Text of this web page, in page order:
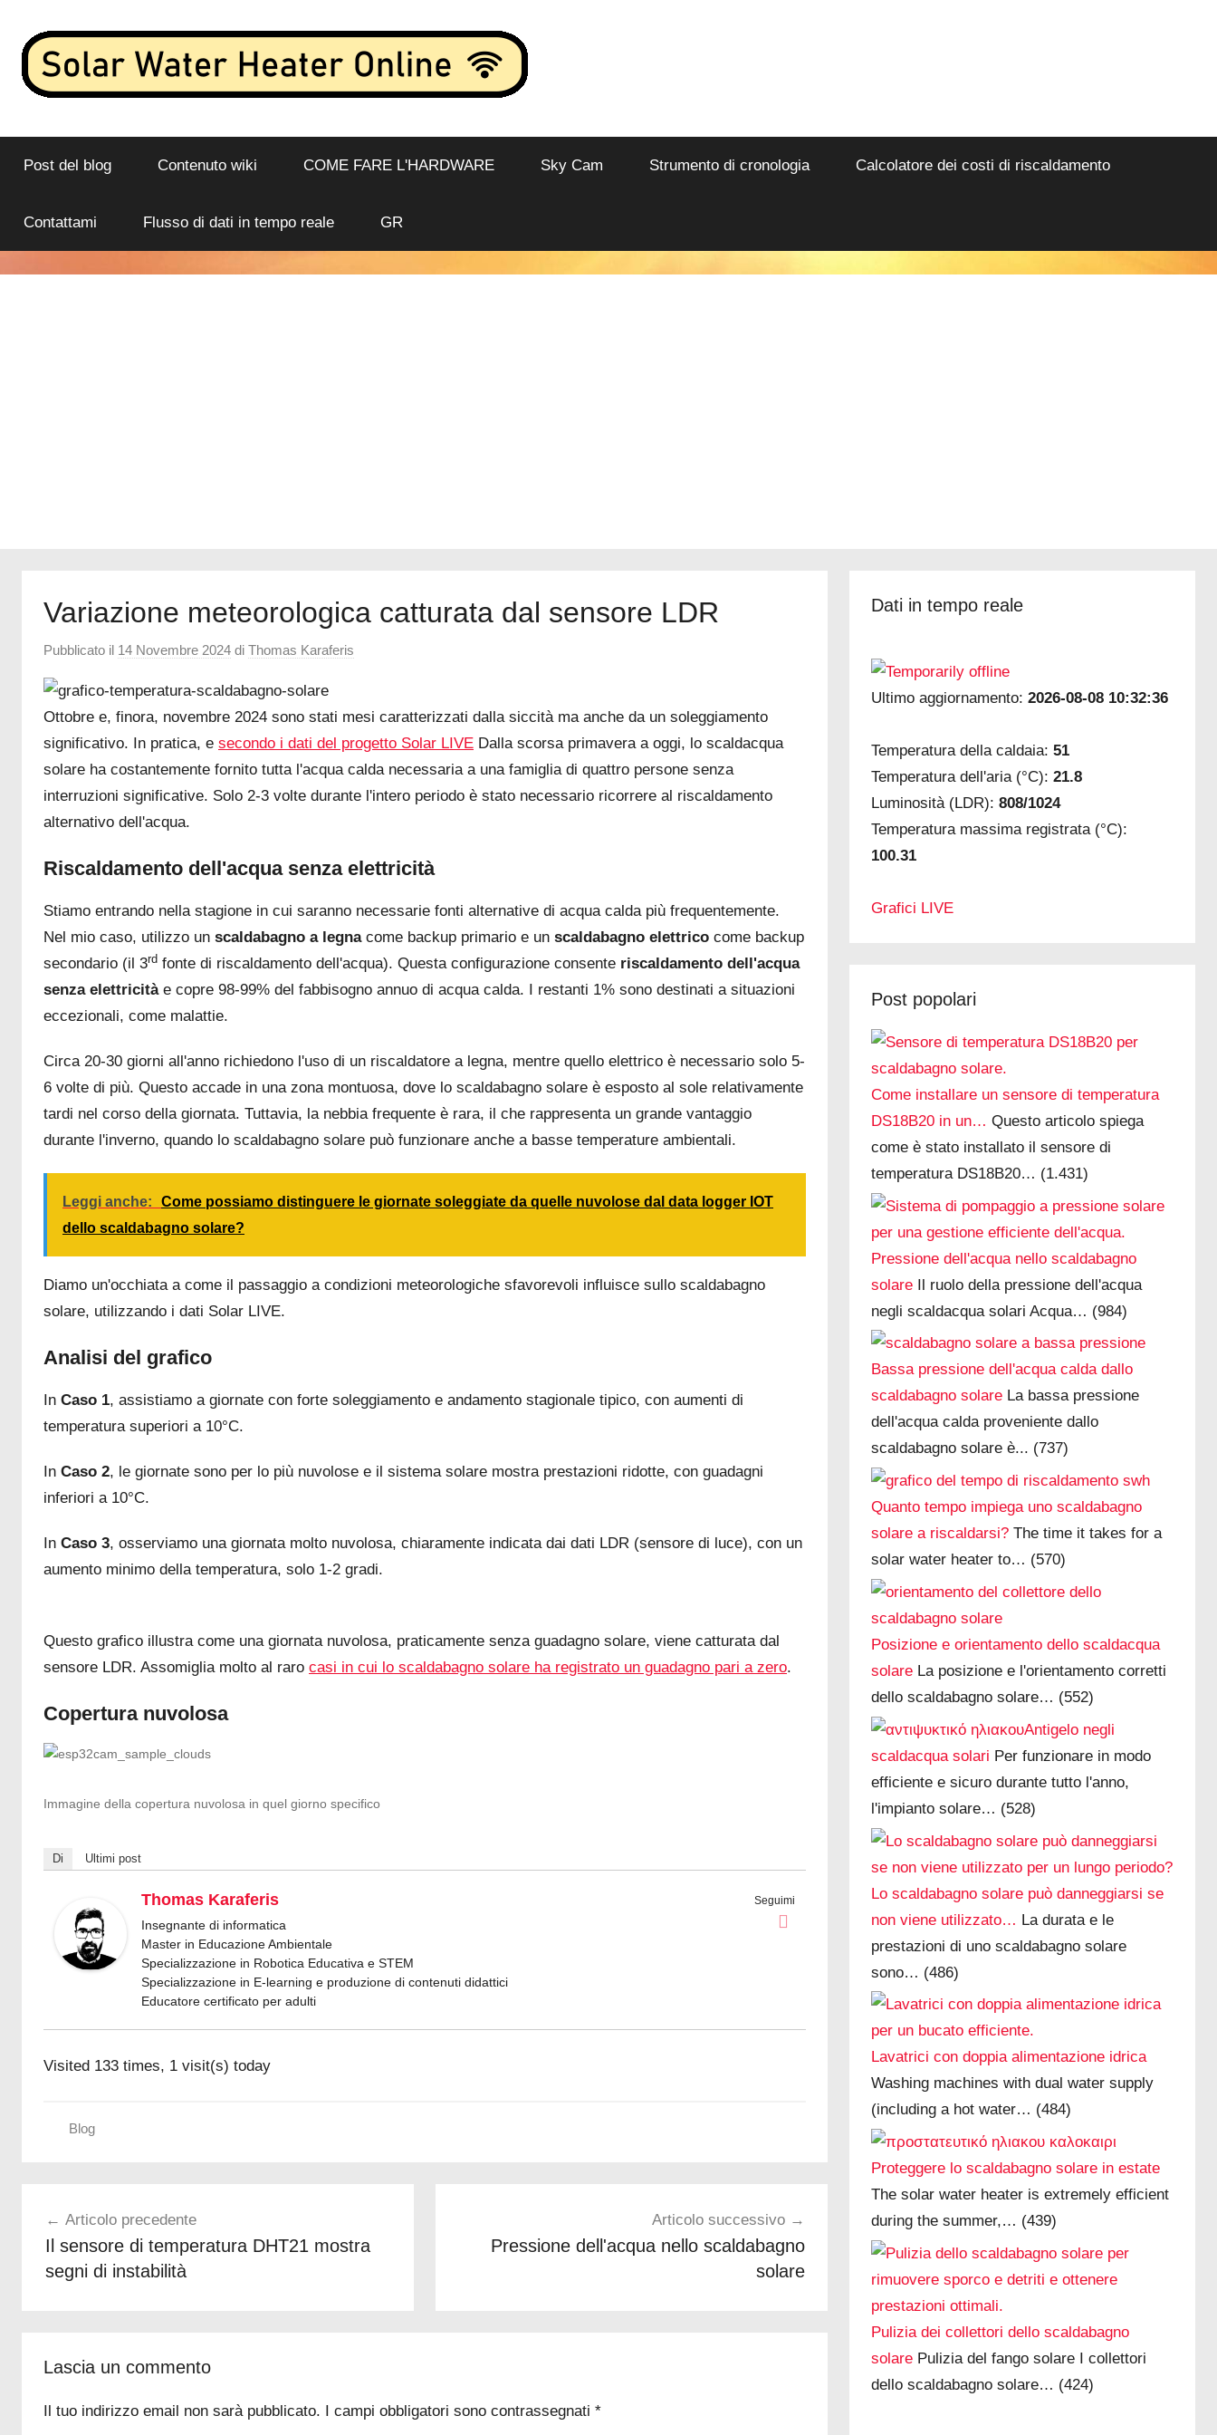
contenuto
Scaldabagno
solare
online
di
dati
Post del blog Contenuto wiki COME FARE L'HARDWARE Sky Cam Strumento di cronologia Calcolatore dei costi di riscaldamento
Contattami Flusso di dati in tempo reale GR
Variazione meteorologica catturata dal sensore LDR
Pubblicato il 14 Novembre 2024 di Thomas Karaferis
Ottobre e, finora, novembre 2024 sono stati mesi caratterizzati dalla siccità ma anche da un soleggiamento
significativo. In pratica, e secondo i dati del progetto Solar LIVE Dalla scorsa primavera a oggi, lo scaldacqua
solare ha costantemente fornito tutta l'acqua calda necessaria a una famiglia di quattro persone senza
interruzioni significative. Solo 2-3 volte durante l'intero periodo è stato necessario ricorrere al riscaldamento
alternativo dell'acqua.
Riscaldamento dell'acqua senza elettricità
Stiamo entrando nella stagione in cui saranno necessarie fonti alternative di acqua calda più frequentemente.
Nel mio caso, utilizzo un scaldabagno a legnacome backup primario e un scaldabagno elettrico come backup
secondario (il 3rd fonte di riscaldamento dell'acqua). Questa configurazione consente riscaldamento dell'acqua
senza elettricitàe copre 98-99% del fabbisogno annuo di acqua calda. I restanti 1% sono destinati a situazioni
eccezionali, come malattie.
Circa 20-30 giorni all'anno richiedono l'uso di un riscaldatore a legna, mentre quello elettrico è necessario solo 5-
6 volte di più. Questo accade in una zona montuosa, dove lo scaldabagno solare è esposto al sole relativamente
tardi nel corso della giornata. Tuttavia, la nebbia frequente è rara, il che rappresenta un grande vantaggio
durante l'inverno, quando lo scaldabagno solare può funzionare anche a basse temperature ambientali.
Leggi anche:
Come possiamo distinguere le giornate soleggiate da quelle nuvolose dal data logger IOT
dello scaldabagno solare?
Diamo un'occhiata a come il passaggio a condizioni meteorologiche sfavorevoli influisce sullo scaldabagno
solare, utilizzando i dati Solar LIVE.
Analisi del grafico
In Caso 1, assistiamo a giornate con forte soleggiamento e andamento stagionale tipico, con aumenti di
temperatura superiori a 10°C.
In Caso 2, le giornate sono per lo più nuvolose e il sistema solare mostra prestazioni ridotte, con guadagni
inferiori a 10°C.
In Caso 3, osserviamo una giornata molto nuvolosa, chiaramente indicata dai dati LDR (sensore di luce), con un
aumento minimo della temperatura, solo 1-2 gradi.
Questo grafico illustra come una giornata nuvolosa, praticamente senza guadagno solare, viene catturata dal
sensore LDR. Assomiglia molto al raro casi in cui lo scaldabagno solare ha registrato un guadagno pari a zero.
Copertura nuvolosa
Immagine della copertura nuvolosa in quel giorno specifico
Di Ultimi post
Seguimi
Thomas Karaferis
Insegnante di informatica
Master in Educazione Ambientale
Specializzazione in Robotica Educativa e STEM
Specializzazione in E-learning e produzione di contenuti didattici
Educatore certificato per adulti
Visited 133 times, 1 visit(s) today
Blog
R
a
articoliArticolo precedente
Il sensore di temperatura DHT21 mostra
segni di instabilità
Articolo successivo
Pressione dell'acqua nello scaldabagno
solare
Lascia un commento
Il tuo indirizzo email non sarà pubblicato. I campi obbligatori sono contrassegnati *
Dati in tempo reale
Ultimo aggiornamento:2026-08-08 10:32:36
Temperatura della caldaia:51
Temperatura dell'aria (°C):21.8
Luminosità (LDR):808/1024
Temperatura massima registrata (°C):
100.31
Grafici LIVE
Post popolari
Come installare un sensore di temperatura
DS18B20 in un… Questo articolo spiega
come è stato installato il sensore di
temperatura DS18B20… (1.431)
Pressione dell'acqua nello scaldabagno
solare Il ruolo della pressione dell'acqua
negli scaldacqua solari Acqua… (984)
Bassa pressione dell'acqua calda dallo
scaldabagno solare La bassa pressione
dell'acqua calda proveniente dallo
scaldabagno solare è... (737)
Quanto tempo impiega uno scaldabagno
solare a riscaldarsi? The time it takes for a
solar water heater to… (570)
Posizione e orientamento dello scaldacqua
solare La posizione e l'orientamento corretti
dello scaldabagno solare… (552)
Antigelo negli
scaldacqua solari Per funzionare in modo
efficiente e sicuro durante tutto l'anno,
l'impianto solare… (528)
Lo scaldabagno solare può danneggiarsi se
non viene utilizzato… La durata e le
prestazioni di uno scaldabagno solare
sono… (486)
Lavatrici con doppia alimentazione idrica
Washing machines with dual water supply
(including a hot water… (484)
Proteggere lo scaldabagno solare in estate
The solar water heater is extremely efficient
during the summer,… (439)
Pulizia dei collettori dello scaldabagno
solare Pulizia del fango solare I collettori
dello scaldabagno solare… (424)